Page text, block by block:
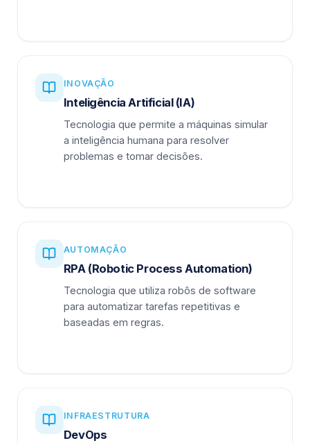
INOVAÇÃO
Inteligência Artificial (IA)
Tecnologia que permite a máquinas simular
a inteligência humana para resolver
problemas e tomar decisões.
AUTOMAÇÃO
RPA (Robotic Process Automation)
Tecnologia que utiliza robôs de software
para automatizar tarefas repetitivas e
baseadas em regras.
INFRAESTRUTURA
DevOps